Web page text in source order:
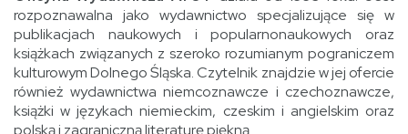
rozpoznawalna jako wydawnictwo specjalizujące się w
publikacjach naukowych i popularnonaukowych oraz
książkach związanych z szeroko rozumianym pograniczem
kulturowym Dolnego Śląska. Czytelnik znajdzie w jej ofercie
również wydawnictwa niemcoznawcze i czechoznawcze,
książki w językach niemieckim, czeskim i angielskim oraz
polską i zagraniczną literaturę piękną